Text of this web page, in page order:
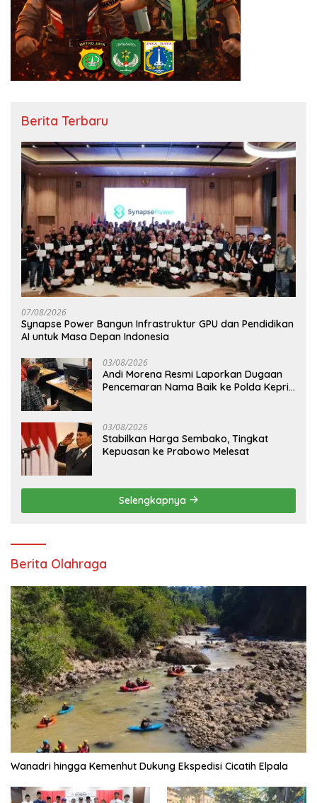
Berita Terbaru
07/08/2026
Synapse Power Bangun Infrastruktur GPU dan Pendidikan
AI untuk Masa Depan Indonesia
03/08/2026
Andi Morena Resmi Laporkan Dugaan
Pencemaran Nama Baik ke Polda Kepri,
03/08/2026
Stabilkan Harga Sembako, Tingkat
Kepuasan ke Prabowo Melesat
Selengkapnya
Berita Olahraga
Wanadri hingga Kemenhut Dukung Ekspedisi Cicatih Elpala